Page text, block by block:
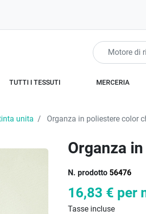
TUTTI I TESSUTI MERCERIA
unita Organza in poliestere color
Organza
N. prodotto 56476
16,83 € per
Tasse incluse